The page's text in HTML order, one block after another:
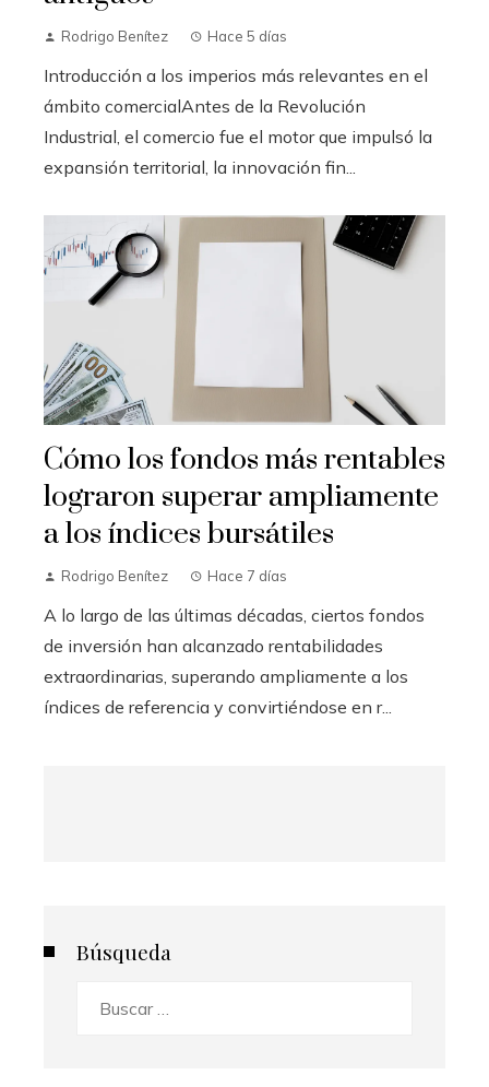
Rodrigo Benítez Hace 5 días
Introducción a los imperios más relevantes en el
ámbito comercialAntes de la Revolución
Industrial, el comercio fue el motor que impulsó la
expansión territorial, la innovación fin...
Cómo los fondos más rentables
lograron superar ampliamente
a los índices bursátiles
Rodrigo Benítez Hace 7 días
A lo largo de las últimas décadas, ciertos fondos
de inversión han alcanzado rentabilidades
extraordinarias, superando ampliamente a los
índices de referencia y convirtiéndose en r...
Búsqueda